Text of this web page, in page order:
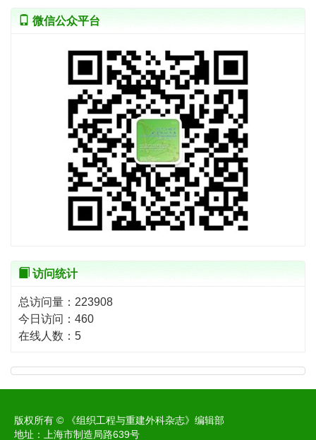
微信公众平台
访问统计
总访问量： 223908
今日访问： 460
在线人数： 5
版权所有 © 《组织工程与重建外科杂志》编辑部
地址：上海市制造局路639号